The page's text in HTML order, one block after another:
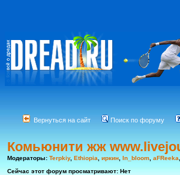
Вернуться на сайт Поиск по форуму
Комьюнити жж
Модераторы: Terpkiy, Ethiopia иркин In_bloom aFReeka
Сейчас этот форум просматривают: Нет